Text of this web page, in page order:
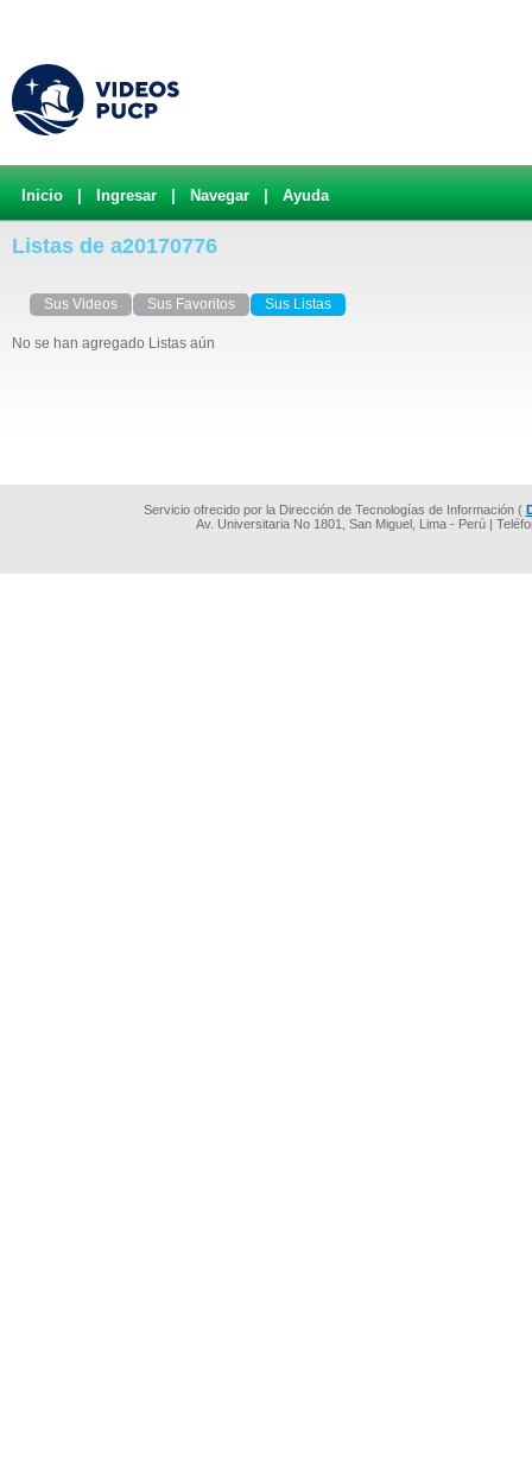
Inicio Ingresar Navegar Ayuda
Listas de a20170776
Sus Videos Sus Favoritos Sus Listas
No se han agregado Listas aún
Servicio ofrecido por la Dirección de Tecnologías de Información (
Av. Universitaria No 1801, San Miguel, Lima - Perú |